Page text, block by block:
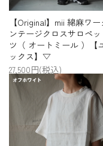
【Original】mii 綿麻ワー
ンテージクロスサロペ
ツ（ オートミール ）【
ックス】▽
27,500円(税込)